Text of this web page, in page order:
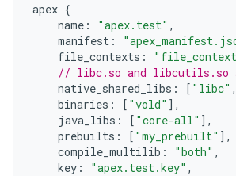
apex {
name : "apex.test" ,
manifest :
file_contexts :
// libc.so and libcutils.so
native_shared_libs : [ "libc" ,
binaries : [ "vold" ],
java_libs : [ "core-all" ],
prebuilts : [ "my_prebuilt" ],
compile_multilib : "both" ,
key : "apex.test.key" ,